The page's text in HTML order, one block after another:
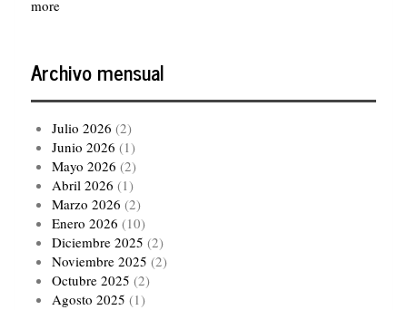
more
Archivo mensual
Julio 2026 (2)
Junio 2026 (1)
Mayo 2026 (2)
Abril 2026 (1)
Marzo 2026 (2)
Enero 2026 (10)
Diciembre 2025 (2)
Noviembre 2025 (2)
Octubre 2025 (2)
Agosto 2025 (1)